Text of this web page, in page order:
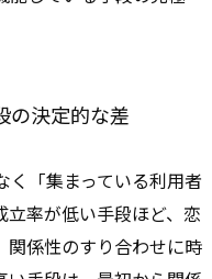
の決定的な差
く「集まっている利用者
率が低い手段ほど、恋
関係性のすり合わせに時